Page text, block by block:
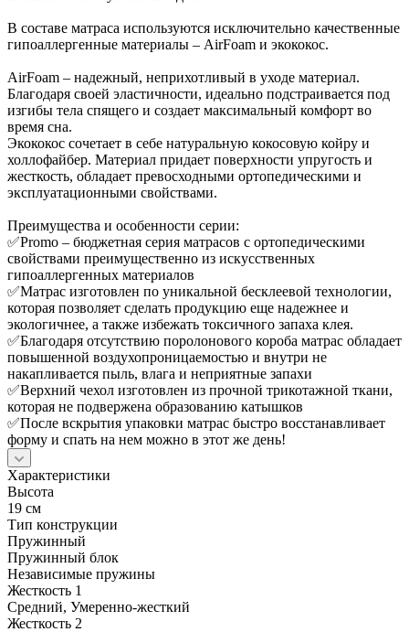
В составе матраса используются исключительно качественные
гипоаллергенные материалы – AirFoam и экококос.
AirFoam – надежный, неприхотливый в уходе материал.
Благодаря своей эластичности, идеально подстраивается под
изгибы тела спящего и создает максимальный комфорт во
время сна.
Экококос сочетает в себе натуральную кокосовую койру и
холлофайбер. Материал придает поверхности упругость и
жесткость, обладает превосходными ортопедическими и
эксплуатационными свойствами.
Преимущества и особенности серии:
✅Promo – бюджетная серия матрасов с ортопедическими
свойствами преимущественно из искусственных
гипоаллергенных материалов
✅Матрас изготовлен по уникальной бесклеевой технологии,
которая позволяет сделать продукцию еще надежнее и
экологичнее, а также избежать токсичного запаха клея.
✅Благодаря отсутствию поролонового короба матрас обладает
повышенной воздухопроницаемостью и внутри не
накапливается пыль, влага и неприятные запахи
✅Верхний чехол изготовлен из прочной трикотажной ткани,
которая не подвержена образованию катышков
✅После вскрытия упаковки матрас быстро восстанавливает
форму и спать на нем можно в этот же день!
Характеристики
Высота
19 см
Тип конструкции
Пружинный
Пружинный блок
Независимые пружины
Жесткость 1
Средний, Умеренно-жесткий
Жесткость 2